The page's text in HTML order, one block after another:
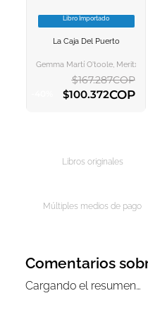
VER INFORMACION
Libro Importado
La Caja Del Puerto
Gemma Martí O'toole,
$167.287COP
$100.372COP
Libros originales
Múltiples medios de pago
Comentarios
Cargando el resumen…